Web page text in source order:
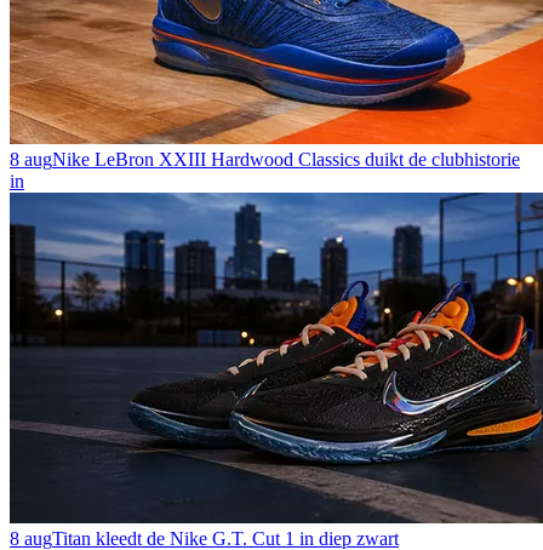
8 augNike LeBron XXIII Hardwood Classics duikt de clubhistorie
in
8 augTitan kleedt de Nike G.T. Cut 1 in diep zwart